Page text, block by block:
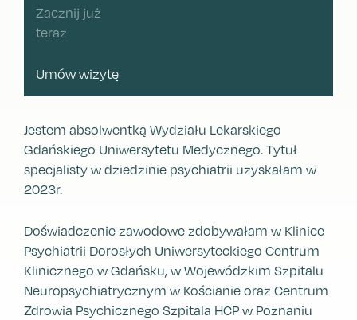
Zacznij już
teraz
Umów wizytę
Jestem absolwentką Wydziału Lekarskiego
Gdańskiego Uniwersytetu Medycznego. Tytuł
specjalisty w dziedzinie psychiatrii uzyskałam w
2023r.
Doświadczenie zawodowe zdobywałam w Klinice
Psychiatrii Dorosłych Uniwersyteckiego Centrum
Klinicznego w Gdańsku, w Wojewódzkim Szpitalu
Neuropsychiatrycznym w Kościanie oraz Centrum
Zdrowia Psychicznego Szpitala HCP w Poznaniu